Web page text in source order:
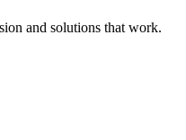
and solutions that work.